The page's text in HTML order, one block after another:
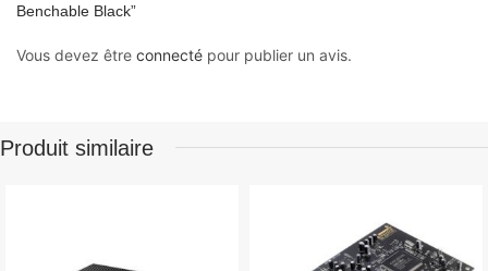
Benchable Black”
Vous devez être connecté pour publier un avis.
Produit similaire